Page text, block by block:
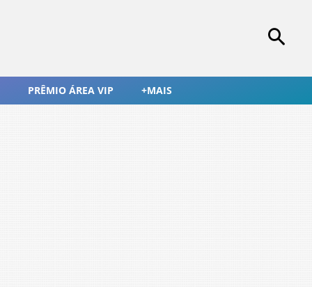
PRÊMIO ÁREA VIP +MAIS